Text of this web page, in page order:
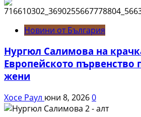
Новини от България
Нургюл Салимова на
Европейското първенство
жени
Хосе Раул юни 8, 20260